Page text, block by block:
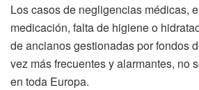
Los casos de negligencias médicas,
medicación, falta de higiene o
de ancianos gestionadas por fondos
vez más frecuentes y alarmantes, no
en toda Europa.